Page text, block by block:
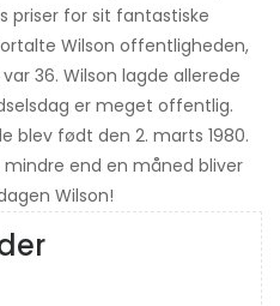
priser for sit fantastiske
Wilson offentligheden,
36. Wilson lagde allerede
er meget offentlig.
blev født den 2. marts 1980.
end en måned bliver
Wilson!